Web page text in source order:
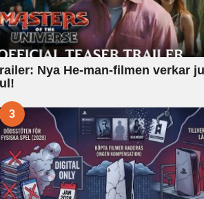
Nya He-man-filmen verkar
3